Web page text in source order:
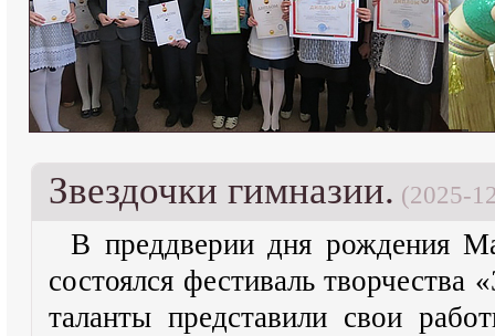
Звездочки гимназии. (2025-
В преддверии дня рождения
состоялся фестиваль
таланты представили свои